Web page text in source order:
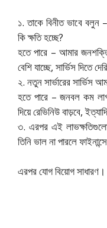
১. তাকে বিনীত ভাবে বলুন
কি ক্ষতি হচ্ছে?
হতে পারে – আমার জনশক্তি
বেশি যাচ্ছে, সার্ভিস দিতে
২. নতুন সার্ভারের সার্ভিস
হতে পারে – জনবল কম
দিয়ে রেভিনিউ বাড়বে,
৩. এরপর এই
তিনি ভাল না পারলে
এরপর যোগ বিয়োগ